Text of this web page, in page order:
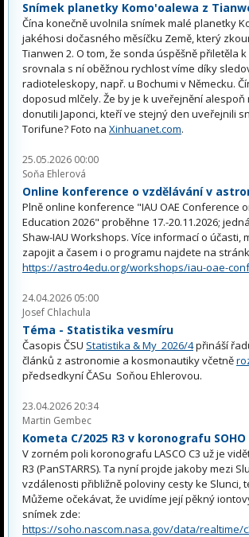
Snímek planetky Komo'oalewa z
Čína konečně uvolnila snímek malé planetky
jakéhosi dočasného měsíčku Země, který
Tianwen 2. O tom, že sonda úspěšně přiletěla
srovnala s ní oběžnou rychlost víme díky
radioteleskopy, např. u Bochumi v Německu.
doposud mlčely. Že by je k uveřejnění
donutili Japonci, kteří ve stejný den uveřejnili
Torifune? Foto na Xinhuanet.com.
25.05.2026 00:00
Soňa Ehlerová
Online konference o vzdělávání v
Plně online konference "IAU OAE Conference
Education 2026" proběhne 17.-20.11.2026;
Shaw-IAU Workshops. Více informací o účasti,
zapojit a časem i o programu najdete na
https://astro4edu.org/workshops/iau-oae-
24.04.2026 05:00
Josef Chlachula
Téma - Statistika vesmíru
Časopis ČSU Statistika & My 2026/4přináší
článků z astronomie a kosmonautiky včetně
předsedkyní ČASu Soňou Ehlerovou.
23.04.2026 20:34
Martin Gembec
Kometa C/2025 R3 v koronografu SOHO
V zorném poli koronografu LASCO C3 už je
R3 (PanSTARRS). Ta nyní projde jakoby mezi
vzdálenosti přibližně poloviny cesty ke Slunci,
Můžeme očekávat, že uvidíme její pěkný
snímek zde:
https://soho.nascom.nasa.gov/data/realtime/